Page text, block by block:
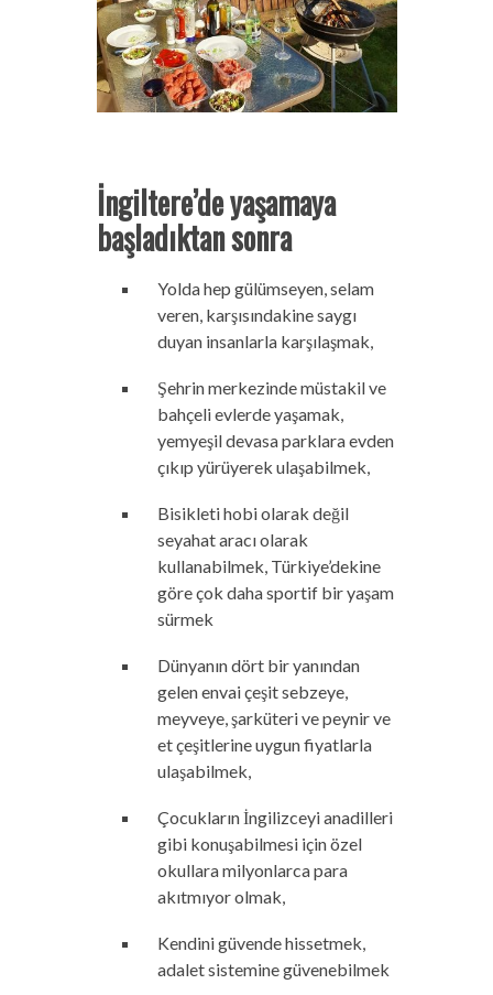
İngiltere’de yaşamaya
başladıktan sonra
Yolda hep gülümseyen, selam
veren, karşısındakine saygı
duyan insanlarla karşılaşmak,
Şehrin merkezinde müstakil ve
bahçeli evlerde yaşamak,
yemyeşil devasa parklara evden
çıkıp yürüyerek ulaşabilmek,
Bisikleti hobi olarak değil
seyahat aracı olarak
kullanabilmek, Türkiye’dekine
göre çok daha sportif bir yaşam
sürmek
Dünyanın dört bir yanından
gelen envai çeşit sebzeye,
meyveye, şarküteri ve peynir ve
et çeşitlerine uygun fiyatlarla
ulaşabilmek,
Çocukların İngilizceyi anadilleri
gibi konuşabilmesi için özel
okullara milyonlarca para
akıtmıyor olmak,
Kendini güvende hissetmek,
adalet sistemine güvenebilmek